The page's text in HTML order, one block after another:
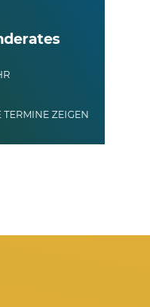
TERMINE ZEIGEN